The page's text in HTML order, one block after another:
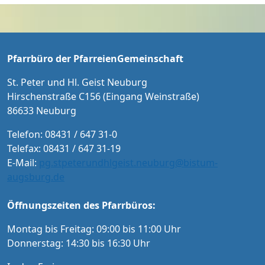
weis Karten an der Abendkasse und ab Sept
ion Neuburg und im Pfarrbüro der PG Neub
dass der Heilige Geist aus lebendigen Stein
Pfarrbüro der PfarreienGemeinschaft
St. Peter und Hl. Geist Neuburg
Hirschenstraße C156 (Eingang Weinstraße)
86633 Neuburg
Telefon: 08431 / 647 31-0
Telefax: 08431 / 647 31-19
E-Mail: pg.stpeterundhlgeist.neuburg@bistum-
augsburg.de
Öffnungszeiten des Pfarrbüros:
Montag bis Freitag: 09:00 bis 11:00 Uhr
Donnerstag: 14:30 bis 16:30 Uhr